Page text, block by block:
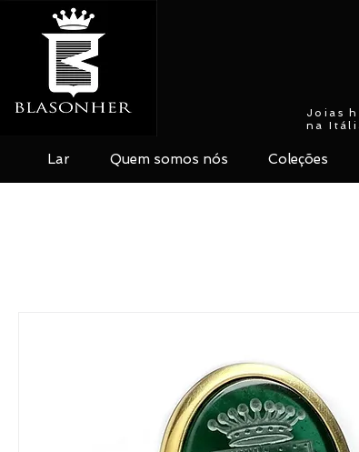
Lar Quem somos nós Coleções
Joias
na